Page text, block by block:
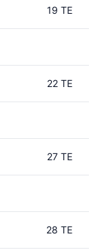
19 TE
22 TE
27 TE
28 TE